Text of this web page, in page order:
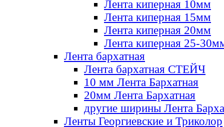
Лента киперная 10мм
Лента киперная 15мм
Лента киперная 20мм
Лента киперная 25-
Лента бархатная
Лента бархатная СТЕЙЧ
10 мм Лента Бархатная
20мм Лента Бархатная
другие ширины Лента
Ленты Георгиевские и Триколор